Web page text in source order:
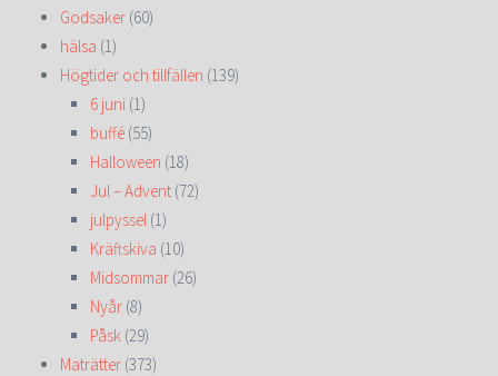
Godsaker (60)
hälsa (1)
Högtider och tillfällen (139)
6 juni (1)
buffé (55)
Halloween (18)
Jul – Advent (72)
julpyssel (1)
Kräftskiva (10)
Midsommar (26)
Nyår (8)
Påsk (29)
Maträtter (373)